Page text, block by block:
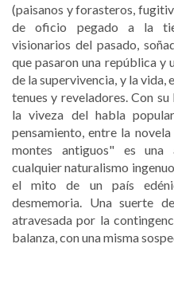
(paisanos y forasteros,
de oficio pegado a la
visionarios del pasado,
que pasaron una república y
de la supervivencia, y la vida,
tenues y reveladores. Con
la viveza del habla
pensamiento, entre la
montes antiguos" es una
cualquier naturalismo
el mito de un país
desmemoria. Una suerte
atravesada por la
balanza, con una misma